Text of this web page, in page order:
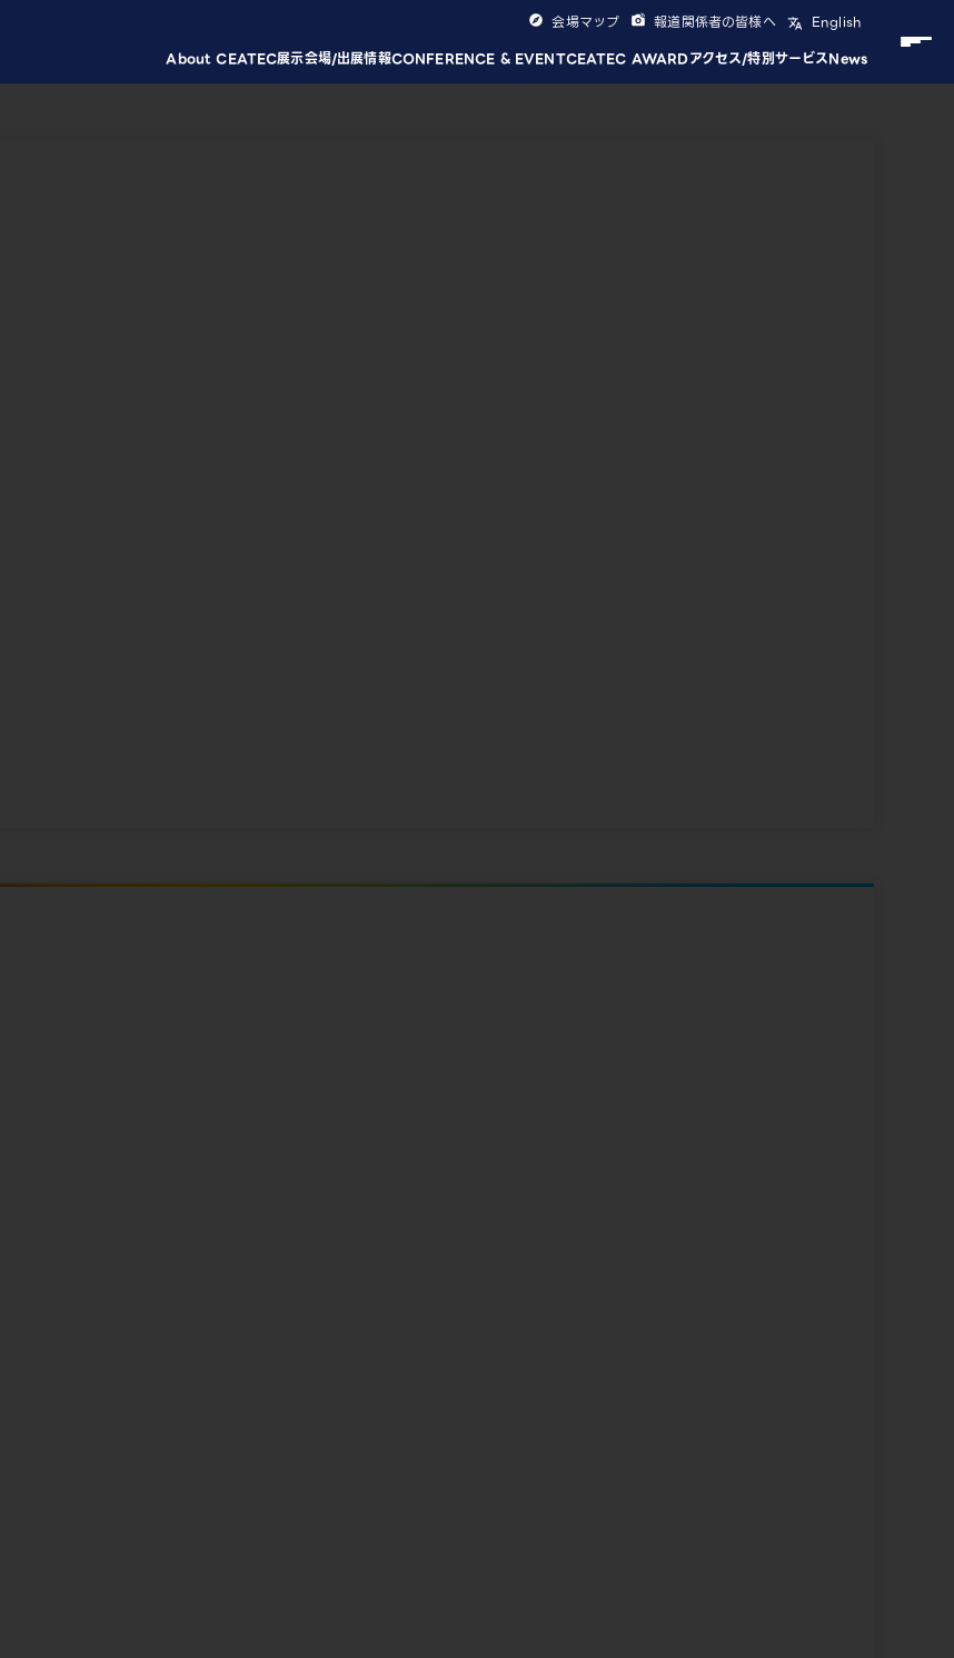
About CEATEC展示会場/出展情報CONFERENCE & EVENTCEATEC AWARDアクセス/特別サービスNews
会場マップ 報道関係者の皆様へ English